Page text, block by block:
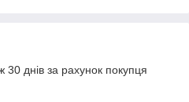
днів за рахунок покупця